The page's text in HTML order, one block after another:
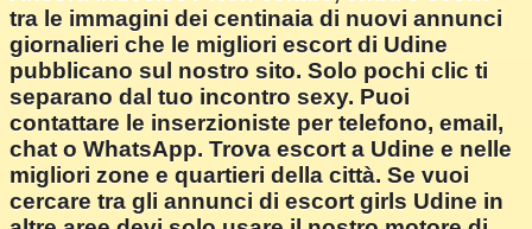
tra le immagini dei centinaia di nuovi annunci
giornalieri che le migliori escort di Udine
pubblicano sul nostro sito. Solo pochi clic ti
separano dal tuo incontro sexy. Puoi
contattare le inserzioniste per telefono, email,
chat o WhatsApp. Trova escort a Udine e nelle
migliori zone e quartieri della città. Se vuoi
cercare tra gli annunci di escort girls Udine in